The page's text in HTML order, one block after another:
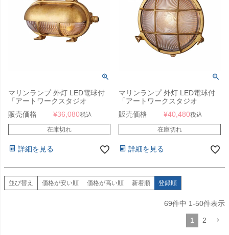
マリンランプ 外灯 LED電球付
「アートワークスタジオ
（ARTWORKSTUDIO）ビーチ
ハウス オーバルシェードウォー
ルランプ（Beach house-oval
shade wall lamp）コードなし/
販売価格 ¥36,080税込
在庫切れ
詳細を見る
マリンランプ 外灯 LED電球付
「アートワークスタジオ
（ARTWORKSTUDIO）ビーチ
ハウス ラウンドウォールランプ
L（Beach house-round wall
lamp（L））コードなし/屋内・
販売価格 ¥40,480税込
在庫切れ
詳細を見る
並び替え 価格が安い順 価格が高い順 新着順 登録順
69件中 1-50件表示
1 2